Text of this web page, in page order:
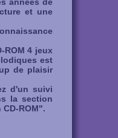
et une
4 jeux
est
de plaisir
d'un suivi
la section
ROM".